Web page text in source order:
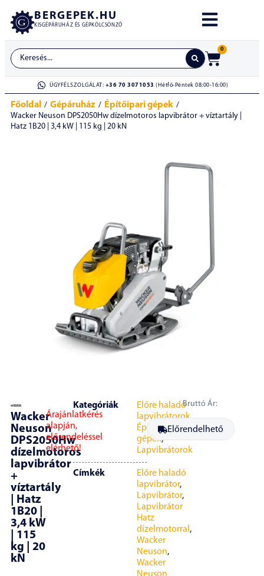
BERGEPEK.HU
KISGÉPÁRUHÁZ ÉS GÉPKÖLCSÖNZŐ
0
ÜGYFÉLSZOLGÁLAT: +36 70 3071053 (Hétfő-Péntek 08:00-16:00)
Főoldal / Gépáruház / Építőipari gépek /
Wacker Neuson DPS2050Hw dízelmotoros lapvibrátor + víztartály |
Hatz 1B20 | 3,4 kW | 115 kg | 20 kN
Wacker
Neuson
DPS2050Hw
dízelmotoros
lapvibrátor
+
víztartály
| Hatz
1B20 |
3,4 kW
| 115
kg | 20
kN
Árajánlatkérés
alapján,
előrendeléssel
elérhető!
Kategóriák
Előre haladó
lapvibrátorok
Építőipari
gépek,
Lapvibrátorok
Címkék
Előre haladó
lapvibrátor,
Lapvibrátor,
Lapvibrátor
Hatz
dízelmotorral ,
Wacker
Neuson,
Wacker
Előrendelhető
Bruttó Ár: